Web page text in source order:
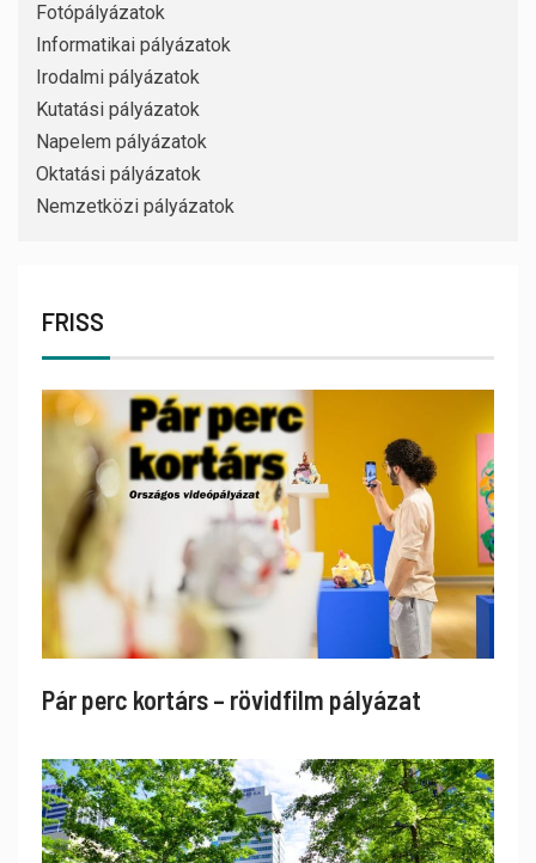
Fotópályázatok
Informatikai pályázatok
Irodalmi pályázatok
Kutatási pályázatok
Napelem pályázatok
Oktatási pályázatok
Nemzetközi pályázatok
FRISS
Pár perc kortárs – rövidfilm pályázat